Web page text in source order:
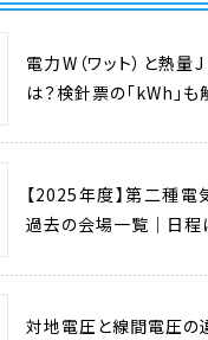
電力W（ワット）と熱量
は？検針票の「kWh」も
【2025年度】第二種
過去の会場一覧｜日程
対地電圧と線間電圧の